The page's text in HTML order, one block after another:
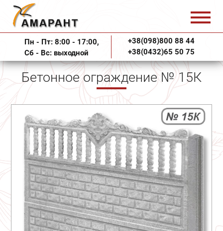
Пн - Пт: 8:00 - 17:00,
Сб - Вс: выходной
+38(098)800 88 44
+38(0432)65 50 75
Бетонное ограждение № 15К